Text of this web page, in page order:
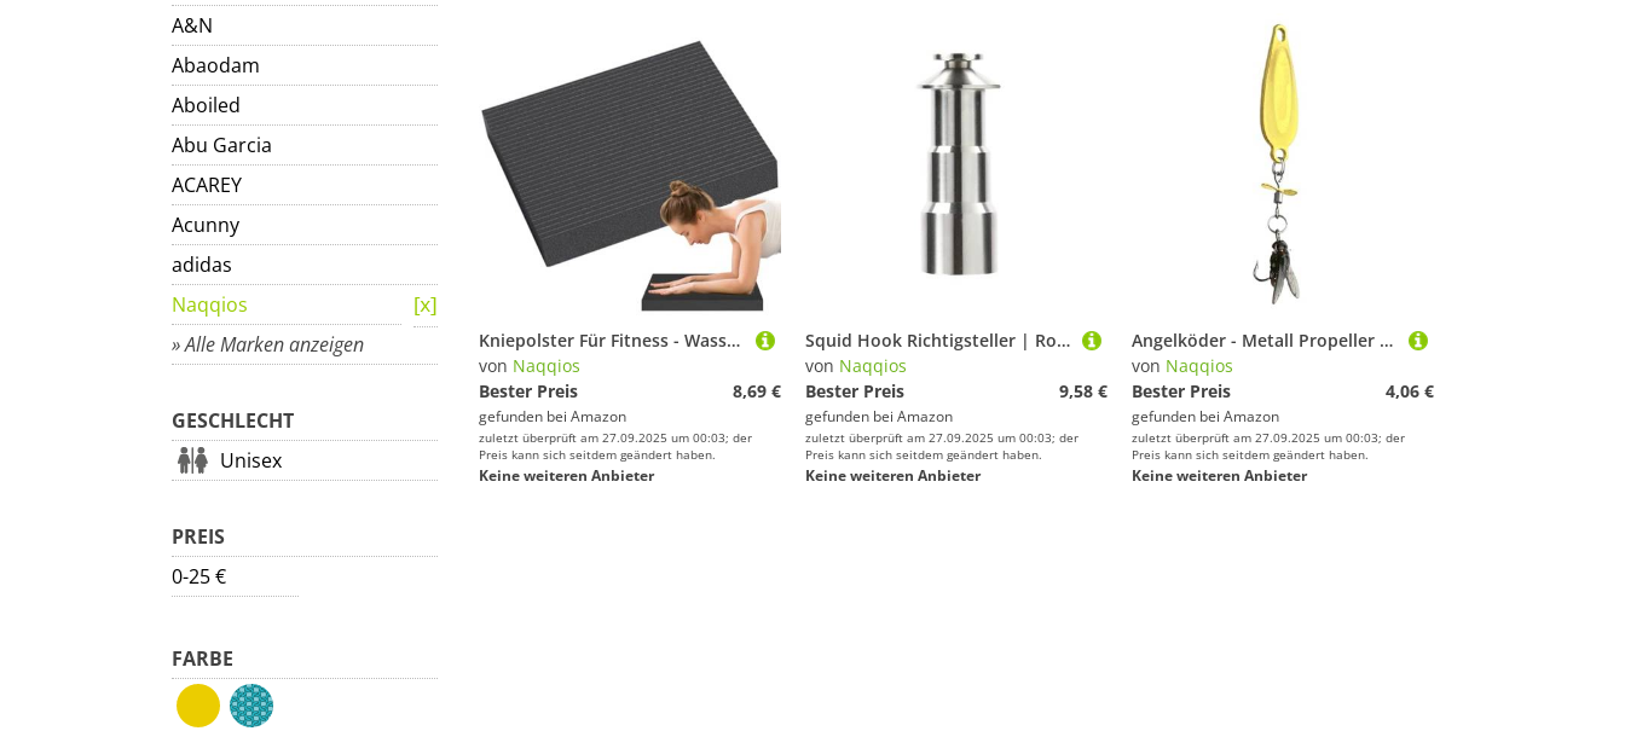
A&N
Abaodam
Aboiled
Abu Garcia
ACAREY
Acunny
adidas
Naqqios
» Alle Marken anzeigen
GESCHLECHT
Unisex
PREIS
0-25 €
FARBE
Kniepolster Für Fitness - Wasserdichte Fitnessmatte, Nonrutschbilanz -Trainingstraining -Matten | Leichte Planken-Trainingsbalances Matts Für Bretter, Yoga-Posen, Ausfallschritte, Kniebeugen, Sit-ups
von Naqqios
Bester Preis
8,69 €
gefunden bei Amazon
zuletzt überprüft am 27.09.2025 um 00:03; der
Preis kann sich seitdem geändert haben.
Keine weiteren Anbieter
Squid Hook Richtigsteller | Rostfreie Tintenfisch Angelköder Ausrüstung Werkzeuge | Effizientes Korrekturwerkzeug Für Männer Ehemann Vater Outdoor Süßwasser Wartung Camping Abenteuer Salzwasser
von Naqqios
Bester Preis
9,58 €
gefunden bei Amazon
zuletzt überprüft am 27.09.2025 um 00:03; der
Preis kann sich seitdem geändert haben.
Keine weiteren Anbieter
Angelköder - Metall Propeller Weichköder Forellen,Realistischer Schwimmköder Fliegenfischen Ausrüstung für Meer Kajak Fluss Süßwasser Salzwasser Anfänger und erfahrene Angler
von Naqqios
Bester Preis
4,06 €
gefunden bei Amazon
zuletzt überprüft am 27.09.2025 um 00:03; der
Preis kann sich seitdem geändert haben.
Keine weiteren Anbieter